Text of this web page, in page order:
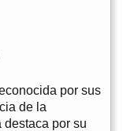
por sus
de la
destaca por su